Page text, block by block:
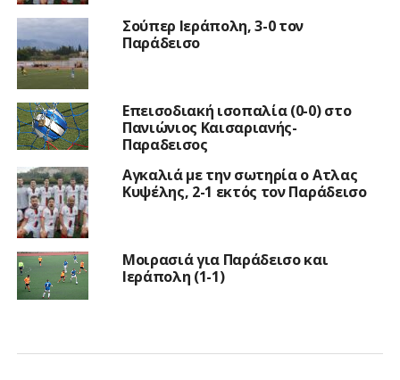
Σούπερ Ιεράπολη, 3-0 τον
Παράδεισο
Επεισοδιακή ισοπαλία (0-0) στο
Πανιώνιος Καισαριανής-
Παραδεισος
Αγκαλιά με την σωτηρία ο Ατλας
Κυψέλης, 2-1 εκτός τον Παράδεισο
Μοιρασιά για Παράδεισο και
Ιεράπολη (1-1)